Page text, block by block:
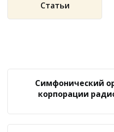
Статьи
Симфонический
корпорации